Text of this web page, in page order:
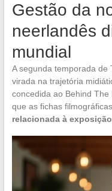
Gestão da
neerlandês
mundial
A segunda temporada de
virada na trajetória
concedida ao Behind
que as fichas
relacionada à